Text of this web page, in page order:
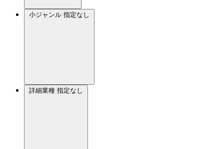
小ジャンル 指定なし
詳細業種 指定なし